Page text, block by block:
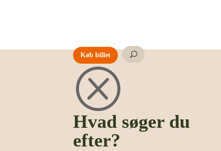
Køb billet U
Q
Hvad søger du
efter?